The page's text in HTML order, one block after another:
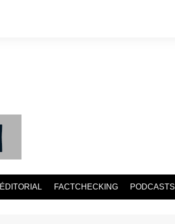
ÉDITORIAL FACTCHECKING PODCASTS